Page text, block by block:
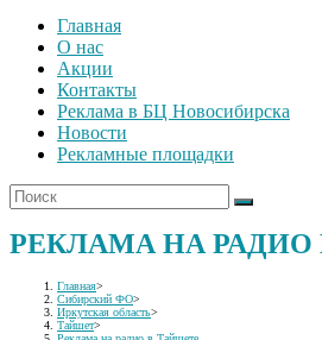
Главная
О нас
Акции
Контакты
Реклама в БЦ Новосибирска
Новости
Рекламные площадки
РЕКЛАМА НА РАДИО
Главная>
Сибирский ФО>
Иркутская область>
Тайшет>